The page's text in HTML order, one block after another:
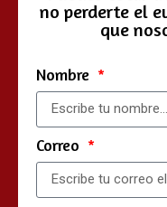
no perderte el
que
Nombre
Correo